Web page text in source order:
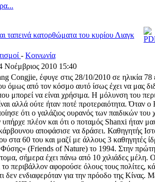
ταπεινά κατορθώματα του κυρίου Λιαγκ
- Κοινωνία
Νοέμβριος 2010 15:40
Congjie, έφυγε στις 28/10/2010 σε ηλικία 78
όμως από τον κόσμο αυτό ίσως έχει να μας
μπορεί να είναι χρήσιμα. Η μόλυνση του
αλλά ούτε ήταν ποτέ προτεραιότητα. Όταν ο
ότι ο γαλάζιος ουρανός των παιδικών
πλέον και ότι ο ποταμός Shanxi ήταν
αποφάσισε να δράσει. Καθηγητής
στα 60 του και μαζί με άλλους 3 καθηγητές
Φύσης» (Friends of Nature) το 1994. Στην
σήμερα έχει πάνω από 10 χιλιάδες μέλη.
το περιβάλλον αφορούσε όλους τους πολίτες,
δεν ενδιαφερόταν για την πρόοδο της Κίνας.